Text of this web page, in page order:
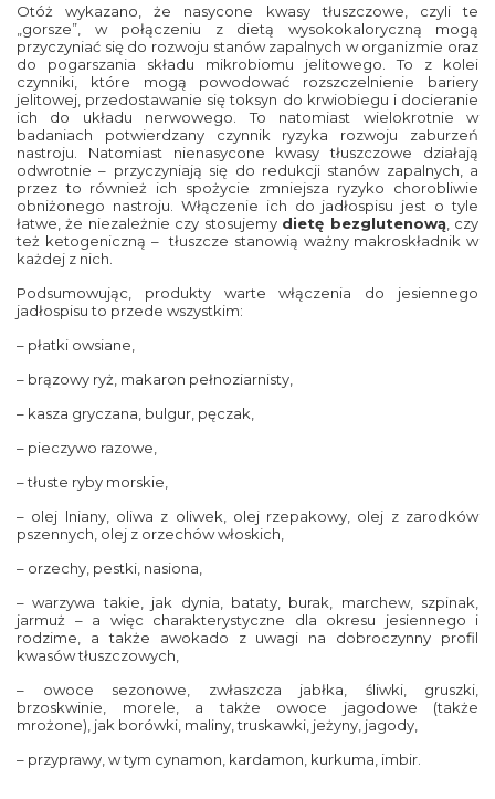
Otóż wykazano, że nasycone kwasy tłuszczowe, czyli te
„gorsze”, w połączeniu z dietą wysokokaloryczną mogą
przyczyniać się do rozwoju stanów zapalnych w organizmie oraz
do pogarszania składu mikrobiomu jelitowego. To z kolei
czynniki, które mogą powodować rozszczelnienie bariery
jelitowej, przedostawanie się toksyn do krwiobiegu i docieranie
ich do układu nerwowego. To natomiast wielokrotnie w
badaniach potwierdzany czynnik ryzyka rozwoju zaburzeń
nastroju. Natomiast nienasycone kwasy tłuszczowe działają
odwrotnie – przyczyniają się do redukcji stanów zapalnych, a
przez to również ich spożycie zmniejsza ryzyko chorobliwie
obniżonego nastroju. Włączenie ich do jadłospisu jest o tyle
łatwe, że niezależnie czy stosujemy dietę bezglutenową, czy
też ketogeniczną – tłuszcze stanowią ważny makroskładnik w
każdej z nich.
Podsumowując, produkty warte włączenia do jesiennego
jadłospisu to przede wszystkim:
– płatki owsiane,
– brązowy ryż, makaron pełnoziarnisty,
– kasza gryczana, bulgur, pęczak,
– pieczywo razowe,
– tłuste ryby morskie,
– olej lniany, oliwa z oliwek, olej rzepakowy, olej z zarodków
pszennych, olej z orzechów włoskich,
– orzechy, pestki, nasiona,
– warzywa takie, jak dynia, bataty, burak, marchew, szpinak,
jarmuż – a więc charakterystyczne dla okresu jesiennego i
rodzime, a także awokado z uwagi na dobroczynny profil
kwasów tłuszczowych,
– owoce sezonowe, zwłaszcza jabłka, śliwki, gruszki,
brzoskwinie, morele, a także owoce jagodowe (także
mrożone), jak borówki, maliny, truskawki, jeżyny, jagody,
– przyprawy, w tym cynamon, kardamon, kurkuma, imbir.